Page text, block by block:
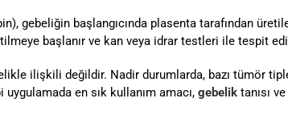
gebeliğin başlangıcında plasenta tarafından
başlanır ve kan veya idrar testleri ile tespit
ilişkili değildir. Nadir durumlarda, bazı tümör
en sık kullanım amacı, gebeliktanısı